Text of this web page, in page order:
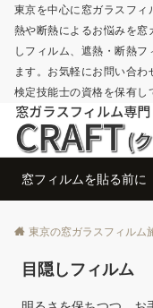
東京を中心に窓ガラスフィ
熱や断熱によるお悩みを窓
しフィルム、遮熱・断熱
ます。お気軽にお問い合
検定技能士の資格を保有し
窓フィルムを貼る前に
東京の窓ガラスフィルム
目隠しフィルム